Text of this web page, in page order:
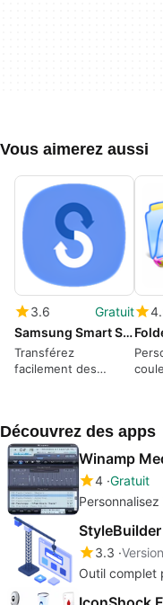
Vous aimerez aussi
3.6
Gratuit
Samsung Smart Switch
Transférez
facilement des
Découvrez des apps
Winamp
4 Gratuit
StyleBuilder
3.3
Outil complet